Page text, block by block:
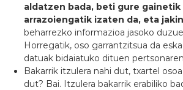
aldatzen bada, beti gure gainetik
arrazoiengatik izaten da, eta
beharrezko informazioa jasoko
Horregatik, oso garrantzitsua da
datuak bidaiatuko dituen
Bakarrik itzulera nahi dut, txartel
dut? Bai. Itzulera bakarrik erabiliko